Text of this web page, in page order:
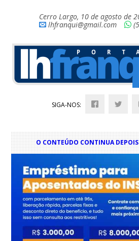
Cerro Largo, 10 de agosto de
lhfranqui@gmail.com
SIGA-NOS:
O CONTEÚDO CONTINUA